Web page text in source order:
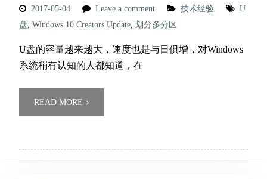
2017-05-04 Leave a comment 技术经验
U
盘, Windows 10 Creators Update, 划分多分区
U盘的容量越来越大，速度也是与日俱增，对Windows
系统稍有认知的人都知道，在
READ MORE